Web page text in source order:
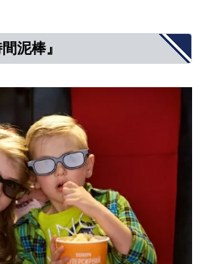
泥棒』